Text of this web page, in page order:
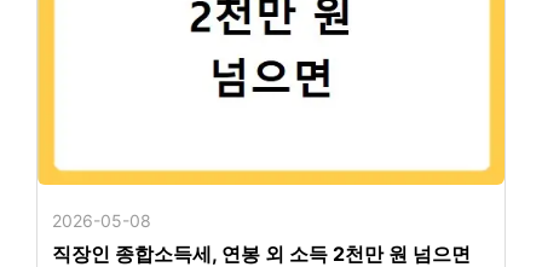
2026-05-08
직장인 종합소득세, 연봉 외 소득 2천만 원 넘으면